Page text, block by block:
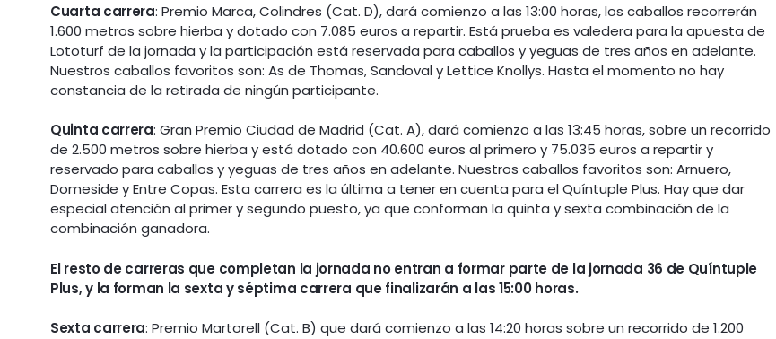
Cuarta carrera: Premio Marca, Colindres (Cat. D), dará comienzo a las 13:00 horas, los caballos recorrerán
1.600 metros sobre hierba y dotado con 7.085 euros a repartir. Está prueba es valedera para la apuesta de
Lototurf de la jornada y la participación está reservada para caballos y yeguas de tres años en adelante.
Nuestros caballos favoritos son: As de Thomas, Sandoval y Lettice Knollys. Hasta el momento no hay
constancia de la retirada de ningún participante.
Quinta carrera: Gran Premio Ciudad de Madrid (Cat. A), dará comienzo a las 13:45 horas, sobre un recorrido
de 2.500 metros sobre hierba y está dotado con 40.600 euros al primero y 75.035 euros a repartir y
reservado para caballos y yeguas de tres años en adelante. Nuestros caballos favoritos son: Arnuero,
Domeside y Entre Copas. Esta carrera es la última a tener en cuenta para el Quíntuple Plus. Hay que dar
especial atención al primer y segundo puesto, ya que conforman la quinta y sexta combinación de la
combinación ganadora.
El resto de carreras que completan la jornada no entran a formar parte de la jornada 36 de Quíntuple
Plus, y la forman la sexta y séptima carrera que finalizarán a las 15:00 horas.
Sexta carrera: Premio Martorell (Cat. B) que dará comienzo a las 14:20 horas sobre un recorrido de 1.200